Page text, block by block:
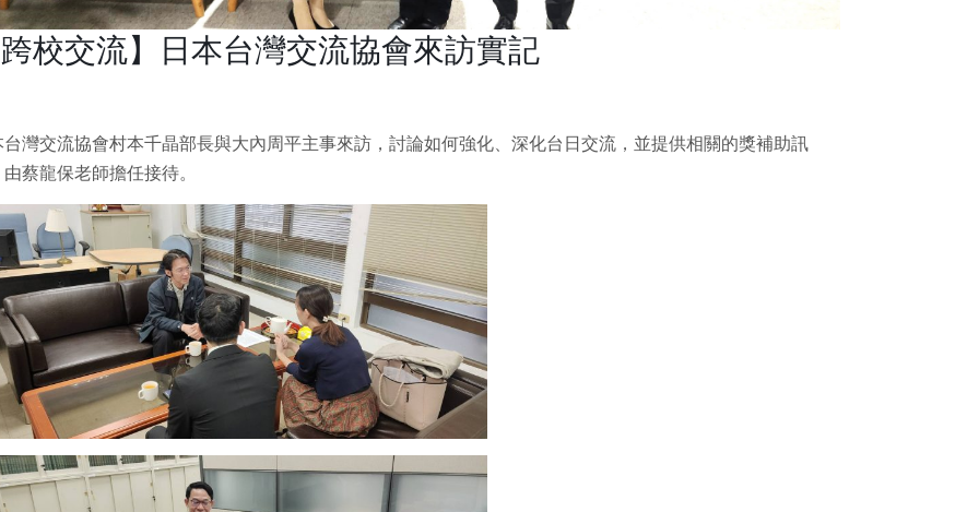
校交流】日本台灣交流協會來訪實記
台灣交流協會村本千晶部長與大內周平主事來訪，討論如何強化、深化台日交流，並提供相關的獎補助訊
蔡龍保老師擔任接待。